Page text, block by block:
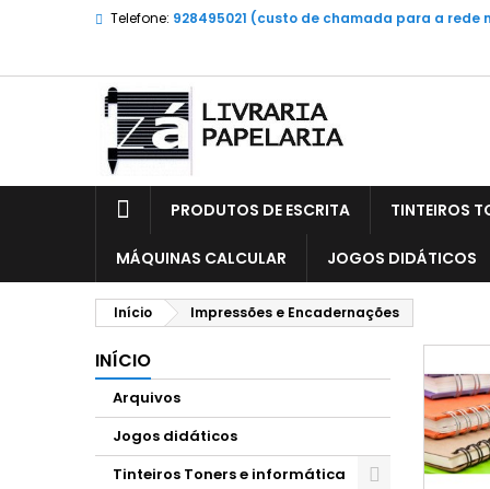
Telefone: 928495021 (custo de chamada para a rede
PRODUTOS DE ESCRITA TINTEIROS
MÁQUINAS CALCULAR JOGOS DIDÁTICOS
Início Impressões e Encadernações
INÍCIO
Arquivos
Jogos didáticos
Tinteiros Toners e informática